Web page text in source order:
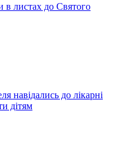
в листах до Святого
навідались до лікарні
дітям